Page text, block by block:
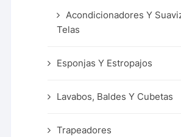
Acondicionadores Y
Telas
Esponjas Y Estropajos
Lavabos, Baldes Y Cubetas
Trapeadores